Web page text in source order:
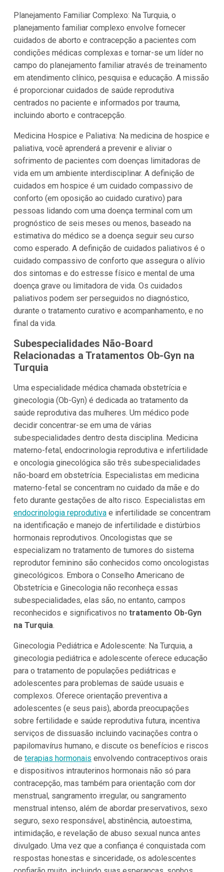
Planejamento Familiar Complexo: Na Turquia, o
planejamento familiar complexo envolve fornecer
cuidados de aborto e contracepção a pacientes com
condições médicas complexas e tornar-se um líder no
campo do planejamento familiar através de treinamento
em atendimento clínico, pesquisa e educação. A missão
é proporcionar cuidados de saúde reprodutiva
centrados no paciente e informados por trauma,
incluindo aborto e contracepção.
Medicina Hospice e Paliativa: Na medicina de hospice e
paliativa, você aprenderá a prevenir e aliviar o
sofrimento de pacientes com doenças limitadoras de
vida em um ambiente interdisciplinar. A definição de
cuidados em hospice é um cuidado compassivo de
conforto (em oposição ao cuidado curativo) para
pessoas lidando com uma doença terminal com um
prognóstico de seis meses ou menos, baseado na
estimativa do médico se a doença seguir seu curso
como esperado. A definição de cuidados paliativos é o
cuidado compassivo de conforto que assegura o alívio
dos sintomas e do estresse físico e mental de uma
doença grave ou limitadora de vida. Os cuidados
paliativos podem ser perseguidos no diagnóstico,
durante o tratamento curativo e acompanhamento, e no
final da vida.
Subespecialidades Não-Board
Relacionadas a Tratamentos Ob-Gyn na
Turquia
Uma especialidade médica chamada obstetrícia e
ginecologia (Ob-Gyn) é dedicada ao tratamento da
saúde reprodutiva das mulheres. Um médico pode
decidir concentrar-se em uma de várias
subespecialidades dentro desta disciplina. Medicina
materno-fetal, endocrinologia reprodutiva e infertilidade
e oncologia ginecológica são três subespecialidades
não-board em obstetrícia. Especialistas em medicina
materno-fetal se concentram no cuidado da mãe e do
feto durante gestações de alto risco. Especialistas em
endocrinologia reprodutivae infertilidade se concentram
na identificação e manejo de infertilidade e distúrbios
hormonais reprodutivos. Oncologistas que se
especializam no tratamento de tumores do sistema
reprodutor feminino são conhecidos como oncologistas
ginecológicos. Embora o Conselho Americano de
Obstetrícia e Ginecologia não reconheça essas
subespecialidades, elas são, no entanto, campos
reconhecidos e significativos no tratamento Ob-Gyn
na Turquia.
Ginecologia Pediátrica e Adolescente: Na Turquia, a
ginecologia pediátrica e adolescente oferece educação
para o tratamento de populações pediátricas e
adolescentes para problemas de saúde usuais e
complexos. Oferece orientação preventiva a
adolescentes (e seus pais), aborda preocupações
sobre fertilidade e saúde reprodutiva futura, incentiva
serviços de dissuasão incluindo vacinações contra o
papilomavírus humano, e discute os benefícios e riscos
de terapias hormonais envolvendo contraceptivos orais
e dispositivos intrauterinos hormonais não só para
contracepção, mas também para orientação com dor
menstrual, sangramento irregular, ou sangramento
menstrual intenso, além de abordar preservativos, sexo
seguro, sexo responsável, abstinência, autoestima,
intimidação, e revelação de abuso sexual nunca antes
divulgado. Uma vez que a confiança é conquistada com
respostas honestas e sinceridade, os adolescentes